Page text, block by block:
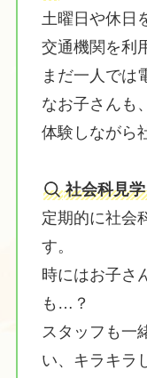
土曜日や休日
交通機関を利
まだ一人では
なお子さんも
体験しながら
社会科見
定期的に社会
す。
時にはお子さ
も…？
スタッフも一
い、キラキラ